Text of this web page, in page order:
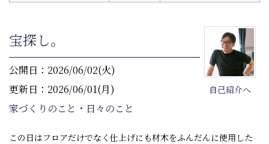
自己紹介へ
宝探し。
公開日：2026/06/02(火)
更新日：2026/06/01(月)
家づくりのこと・日々のこと
この日はフロアだけでなく仕上げにも材木をふんだんに使用した